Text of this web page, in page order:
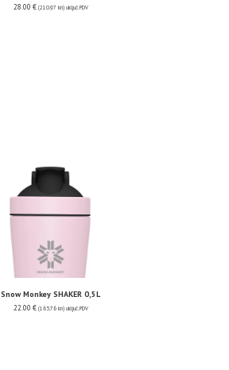
28.00 € (210.97 kn) uključ. PDV
Snow Monkey SHAKER 0,5L
22.00 € (165.76 kn) uključ. PDV